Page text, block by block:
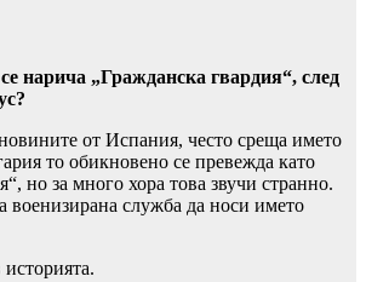
нарича „Гражданска гвардия“, след
от Испания, често среща името
то обикновено се превежда като
но за много хора това звучи странно.
военизирана служба да носи името